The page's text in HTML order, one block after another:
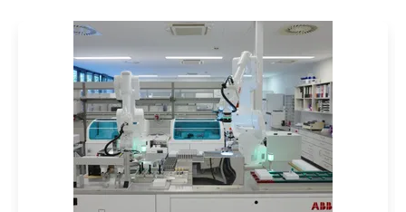
Str. 2, 12489 Berlin oder per E-Mail unter
widerruf@lumitos.commit Wirkung für die Zukunft
widerrufen. Zudem ist in jeder E-Mail ein Link zur
Abbestellung des entsprechenden Newsletters
enthalten.